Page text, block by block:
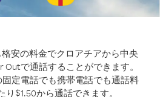
安の料金でクロアチアから中央
で通話することができます。
定電話でも携帯電話でも通話料
り$1.50から通話できます。